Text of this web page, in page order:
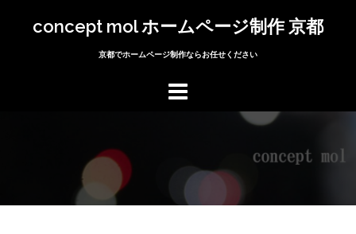
プ
concept mol ホームページ制作 京都
京都でホームページ制作ならお任せください